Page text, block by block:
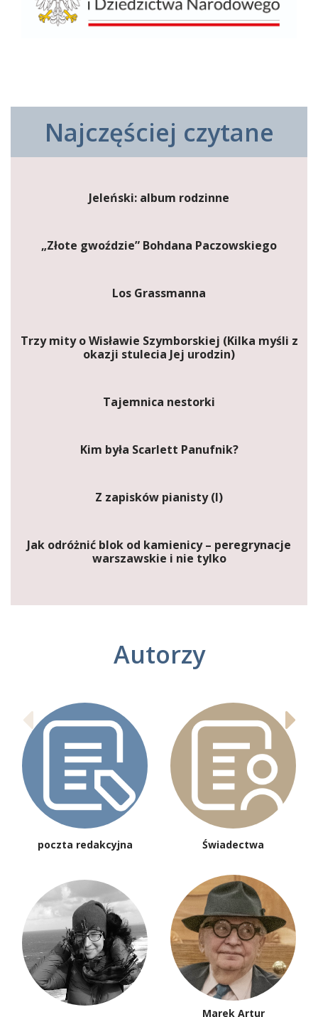
Najczęściej czytane
Jeleński: album rodzinne
„Złote gwoździe” Bohdana Paczowskiego
Los Grassmanna
Trzy mity o Wisławie Szymborskiej (Kilka myśli z
okazji stulecia Jej urodzin)
Tajemnica nestorki
Kim była Scarlett Panufnik?
Z zapisków pianisty (I)
Jak odróżnić blok od kamienicy – peregrynacje
warszawskie i nie tylko
Autorzy
poczta redakcyjna Świadectwa
Marek Artur